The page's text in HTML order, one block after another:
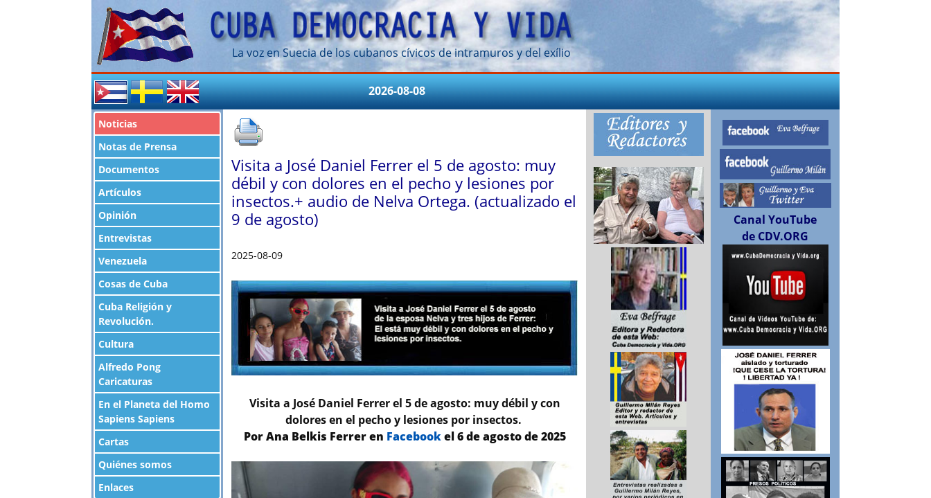
La voz en Suecia de los cubanos cívicos de intramuros y del exílio
2026-08-08
Noticias
Notas de Prensa
Documentos
Artículos
Opinión
Entrevistas
Venezuela
Cosas de Cuba
Cuba Religión y
Revolución.
Cultura
Alfredo Pong
Caricaturas
En el Planeta del Homo
Sapiens Sapiens
Cartas
Quiénes somos
Enlaces
Visita a José Daniel Ferrer el 5 de agosto: muy
débil y con dolores en el pecho y lesiones por
insectos.+ audio de Nelva Ortega. (actualizado el
9 de agosto)
2025-08-09
Visita a José Daniel Ferrer el 5 de agosto: muy débil y con
dolores en el pecho y lesiones por insectos.
Por Ana Belkis Ferrer en Facebookel 6 de agosto de 2025
Canal YouTube
de CDV.ORG